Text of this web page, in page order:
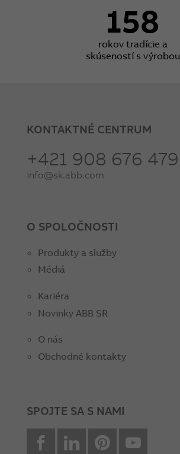
158
rokov tradície a
skúseností s výrobou
KONTAKTNÉ CENTRUM
+421 908 676 479
info@sk.abb.com
O SPOLOČNOSTI
Produkty a služby
Médiá
Kariéra
Novinky ABB SR
O nás
Obchodné kontakty
SPOJTE SA S NAMI
facebookLinkedin Pinterest